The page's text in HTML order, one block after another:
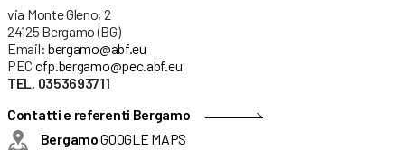
via Monte Gleno, 2
24125 Bergamo (BG)
Email: bergamo@abf.eu
PEC cfp.bergamo@pec.abf.eu
TEL. 0353693711
Contatti e referenti Bergamo
BergamoGOOGLE MAPS